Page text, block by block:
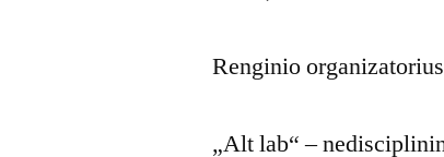
Renginio
„Alt lab“ –